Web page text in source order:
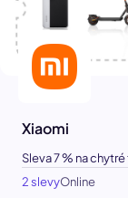
Xiaomi
Sleva 7 % na
2 slevyOnline